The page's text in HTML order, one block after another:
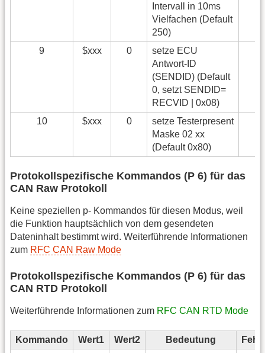
Intervall in 10ms
Vielfachen (Default
250)
9
$xxx 0
setze ECU
Antwort-ID
(SENDID) (Default
0, setzt SENDID=
RECVID | 0x08)
10
$xxx 0
setze Testerpresent
Maske 02 xx
(Default 0x80)
Protokollspezifische Kommandos (P 6) für das
CAN Raw Protokoll
Keine speziellen p- Kommandos für diesen Modus, weil
die Funktion hauptsächlich von dem gesendeten
Dateninhalt bestimmt wird. Weiterführende Informationen
zum RFC CAN Raw Mode
Protokollspezifische Kommandos (P 6) für das
CAN RTD Protokoll
Weiterführende Informationen zum RFC CAN RTD Mode
Kommando Wert1 Wert2 Bedeutung